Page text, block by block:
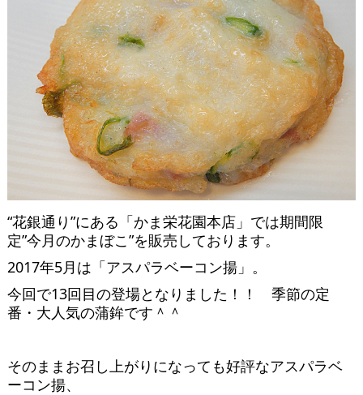
“花銀通り”にある「かま栄花園本店」では期間限
定”今月のかまぼこ”を販売しております。
2017年5月は「アスパラベーコン揚」。
今回で13回目の登場となりました！！ 季節の定
番・大人気の蒲鉾です＾＾
そのままお召し上がりになっても好評なアスパラベ
ーコン揚、